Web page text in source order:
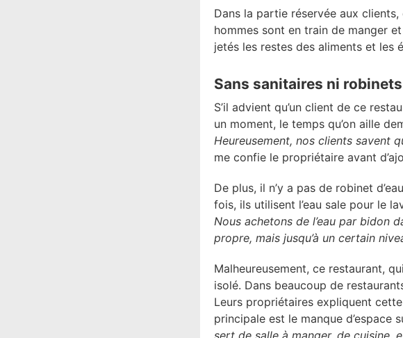
Dans la partie réservée aux
hommes sont en train de manger
jetés les restes des aliments et les
Sans sanitaires ni robinets
S’il advient qu’un client de ce
un moment, le temps qu’on aille
Heureusement, nos clients savent
me confie le propriétaire avant
De plus, il n’y a pas de robinet
fois, ils utilisent l’eau sale pour le
Nous achetons de l’eau par bidon
propre, mais jusqu’à un certain
Malheureusement, ce restaurant,
isolé. Dans beaucoup de
Leurs propriétaires expliquent
principale est le manque d’espace
sert de salle à manger, de